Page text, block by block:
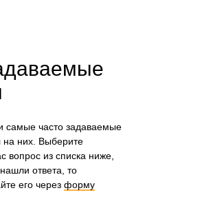
самые часто задаваемые
на них. Выберите
вопрос из списка ниже,
ответа, то
его черезформу